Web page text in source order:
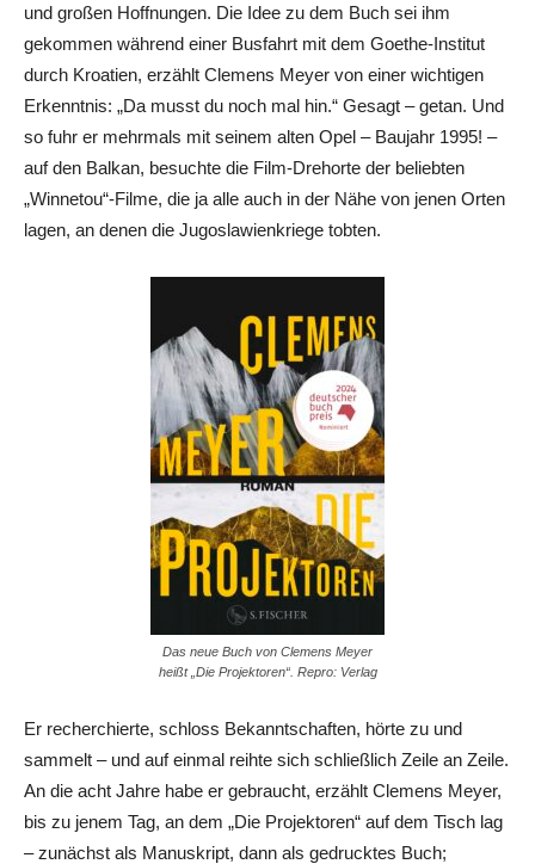
und großen Hoffnungen. Die Idee zu dem Buch sei ihm
gekommen während einer Busfahrt mit dem Goethe-Institut
durch Kroatien, erzählt Clemens Meyer von einer wichtigen
Erkenntnis: „Da musst du noch mal hin.“ Gesagt – getan. Und
so fuhr er mehrmals mit seinem alten Opel – Baujahr 1995! –
auf den Balkan, besuchte die Film-Drehorte der beliebten
„Winnetou“-Filme, die ja alle auch in der Nähe von jenen Orten
lagen, an denen die Jugoslawienkriege tobten.
Das neue Buch von Clemens Meyer
heißt „Die Projektoren“. Repro: Verlag
Er recherchierte, schloss Bekanntschaften, hörte zu und
sammelt – und auf einmal reihte sich schließlich Zeile an Zeile.
An die acht Jahre habe er gebraucht, erzählt Clemens Meyer,
bis zu jenem Tag, an dem „Die Projektoren“ auf dem Tisch lag
– zunächst als Manuskript, dann als gedrucktes Buch;